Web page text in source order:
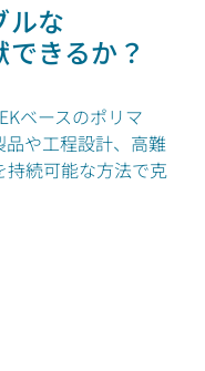
ルな
きるか？
ベースのポリマ
や工程設計、高難
続可能な方法で克